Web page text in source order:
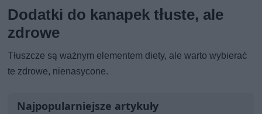
Dodatki do kanapek tłuste, ale
zdrowe
Tłuszcze są ważnym elementem diety, ale warto wybierać
te zdrowe, nienasycone.
Najpopularniejsze artykuły